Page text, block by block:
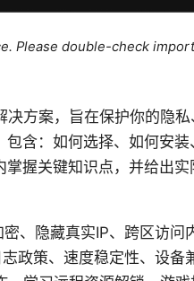
Please double-check
方案，旨在保护你的隐
含：如何选择、如何安
握关键知识点，并给出实
、隐藏真实IP、跨区访问
政策、速度稳定性、设备